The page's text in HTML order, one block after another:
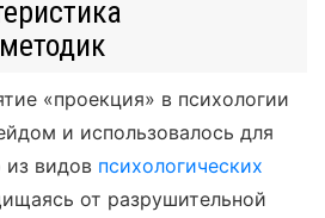
«проекция» в психологии
и использовалось для
из видов психологических
от разрушительной